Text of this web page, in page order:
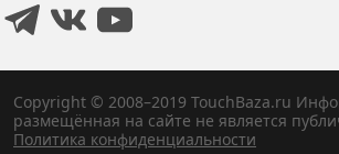
Copyright © 2008–2019 TouchBaza.ru
размещённая на сайте не является
Политика конфиденциальности